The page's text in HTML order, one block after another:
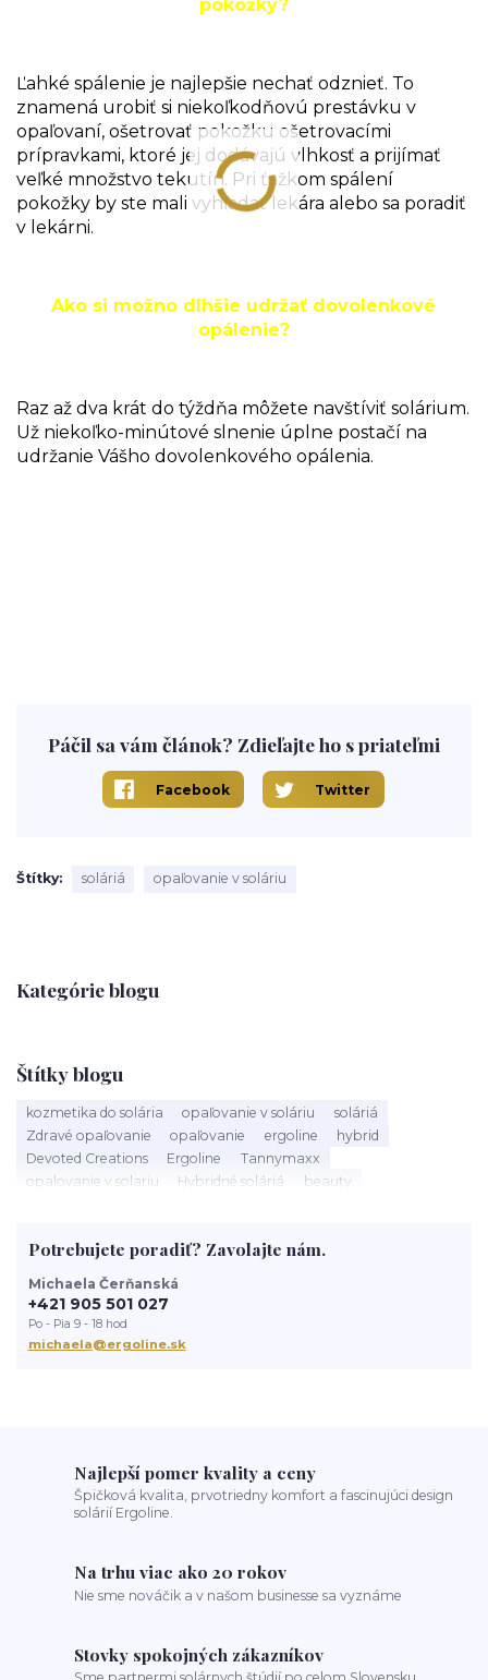
Kategórie blogu
Štítky blogu
kozmetika do solária opaľovanie v soláriu
soláriá
Zdravé opaľovanie
opaľovanie ergoline
hybrid
Devoted Creations
Ergoline
Tannymaxx
opalovanie v solariu
Hybridné soláriá
beauty
novinky
devoted creations servis solaria
Potrebujete poradiť? Zavolajte nám.
Michaela Čerňanská
+421 905 501 027
Po - Pia 9 - 18 hod
michaela@ergoline.sk
pokožky?
Ľahké spálenie je najlepšie nechať odznieť. To
znamená urobiť si niekoľkodňovú prestávku v
opaľovaní, ošetrovať pokožku ošetrovacími
prípravkami, ktoré jej dodávajú vlhkosť a prijímať
veľké množstvo tekutín. Pri ťažkom spálení
pokožky by ste mali vyhľadať lekára alebo sa poradiť
v lekárni.
Ako si možno dlhšie udržať dovolenkové
opálenie?
Raz až dva krát do týždňa môžete navštíviť solárium.
Už niekoľko-minútové slnenie úplne postačí na
udržanie Vášho dovolenkového opálenia.
Páčil sa vám článok? Zdieľajte ho s priateľmi
Facebook Twitter
Štítky soláriá opaľovanie v soláriu
Najlepší pomer kvality a ceny
Špičková kvalita, prvotriedny komfort a fascinujúci design
solárií Ergoline.
Na trhu viac ako 20 rokov
Nie sme nováčik a v našom businesse sa vyznáme
Stovky spokojných zákazníkov